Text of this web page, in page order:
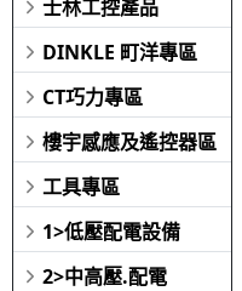
士林工控產品
DINKLE 町洋專區
CT巧力專區
樓宇感應及遙控器區
工具專區
1>低壓配電設備
2>中高壓.配電